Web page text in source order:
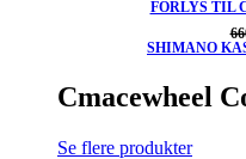
FORLYS TIL
SHIMANO
Cmacewheel
Se flere produkter